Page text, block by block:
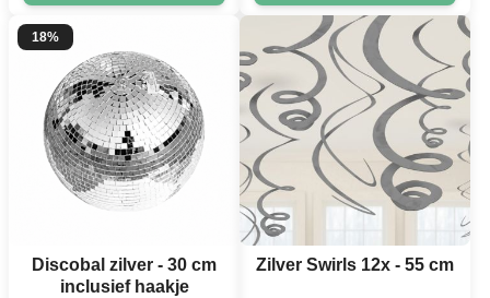
18%
Discobal zilver - 30 cm
inclusief haakje
Zilver Swirls 12x - 55 cm